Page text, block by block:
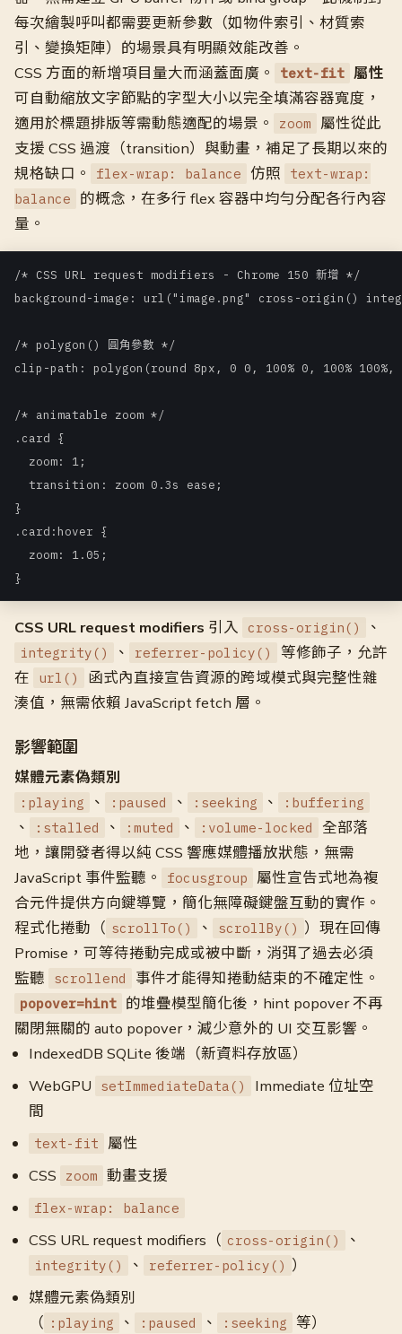
每次繪製呼叫都需要更新參數（如物件索引、材質索
引、變換矩陣）的場景具有明顯效能改善。
CSS 方面的新增項目量大而涵蓋面廣。
text-fit 屬性
可自動縮放文字節點的字型大小以完全填滿容器寬度，
適用於標題排版等需動態適配的場景。
zoom 屬性從此
支援 CSS 過渡（transition）與動畫，補足了長期以來的
規格缺口。
flex-wrap: balance 仿照
text-wrap:
balance
的概念，在多行 flex 容器中均勻分配各行內容
量。
/* CSS URL request modifiers - Chrome 150 新增 */
background-image: url("image.png" cross-origin()
/* polygon() 圓角參數 */
clip-path: polygon(round 8px, 0 0, 100% 0, 100% 100%,
/* animatable zoom */
.card {
  zoom: 1;
  transition: zoom 0.3s ease;
}
.card:hover {
  zoom: 1.05;
CSS URL request modifiers 引入 cross-origin() 、
integrity() 、 referrer-policy()
等修飾子，允許
在
url()
函式內直接宣告資源的跨域模式與完整性雜
湊值，無需依賴 JavaScript fetch 層。
影響範圍
媒體元素偽類別
:playing 、 :paused 、 :seeking 、 :buffering
、 :stalled 、 :muted 、 :volume-locked
全部落
地，讓開發者得以純 CSS 響應媒體播放狀態，無需
JavaScript 事件監聽。
focusgroup 屬性宣告式地為複
合元件提供方向鍵導覽，簡化無障礙鍵盤互動的實作。
程式化捲動（ scrollTo() 、 scrollBy() ）現在回傳
Promise，可等待捲動完成或被中斷，消弭了過去必須
監聽
scrollend 事件才能得知捲動結束的不確定性。
popover=hint 的堆疊模型簡化後，hint popover 不再
關閉無關的 auto popover，減少意外的 UI 交互影響。
IndexedDB SQLite 後端（新資料存放區）
WebGPU
setImmediateData()
Immediate 位址空
間
text-fit 屬性
CSS
zoom 動畫支援
flex-wrap: balance
CSS URL request modifiers（ cross-origin() 、
integrity() 、 referrer-policy() ）
媒體元素偽類別
（ :playing 、 :paused 、 :seeking 等）